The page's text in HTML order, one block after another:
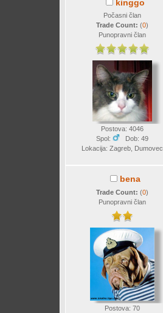
kinggo
Počasni član
Trade Count: (0)
Punopravni član
Postova: 4046
Spol:
Dob: 49
Lokacija: Zagreb, Dumovec
bena
Trade Count: (0)
Punopravni član
Postova: 70